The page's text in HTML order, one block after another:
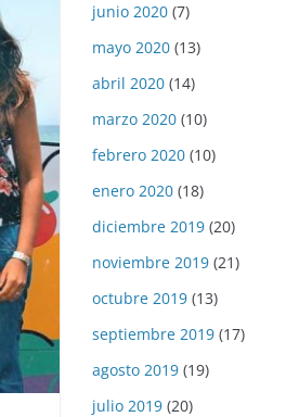
junio 2020 (7)
mayo 2020 (13)
abril 2020 (14)
marzo 2020 (10)
febrero 2020 (10)
enero 2020 (18)
diciembre 2019 (20)
noviembre 2019 (21)
octubre 2019 (13)
septiembre 2019 (17)
agosto 2019 (19)
julio 2019 (20)